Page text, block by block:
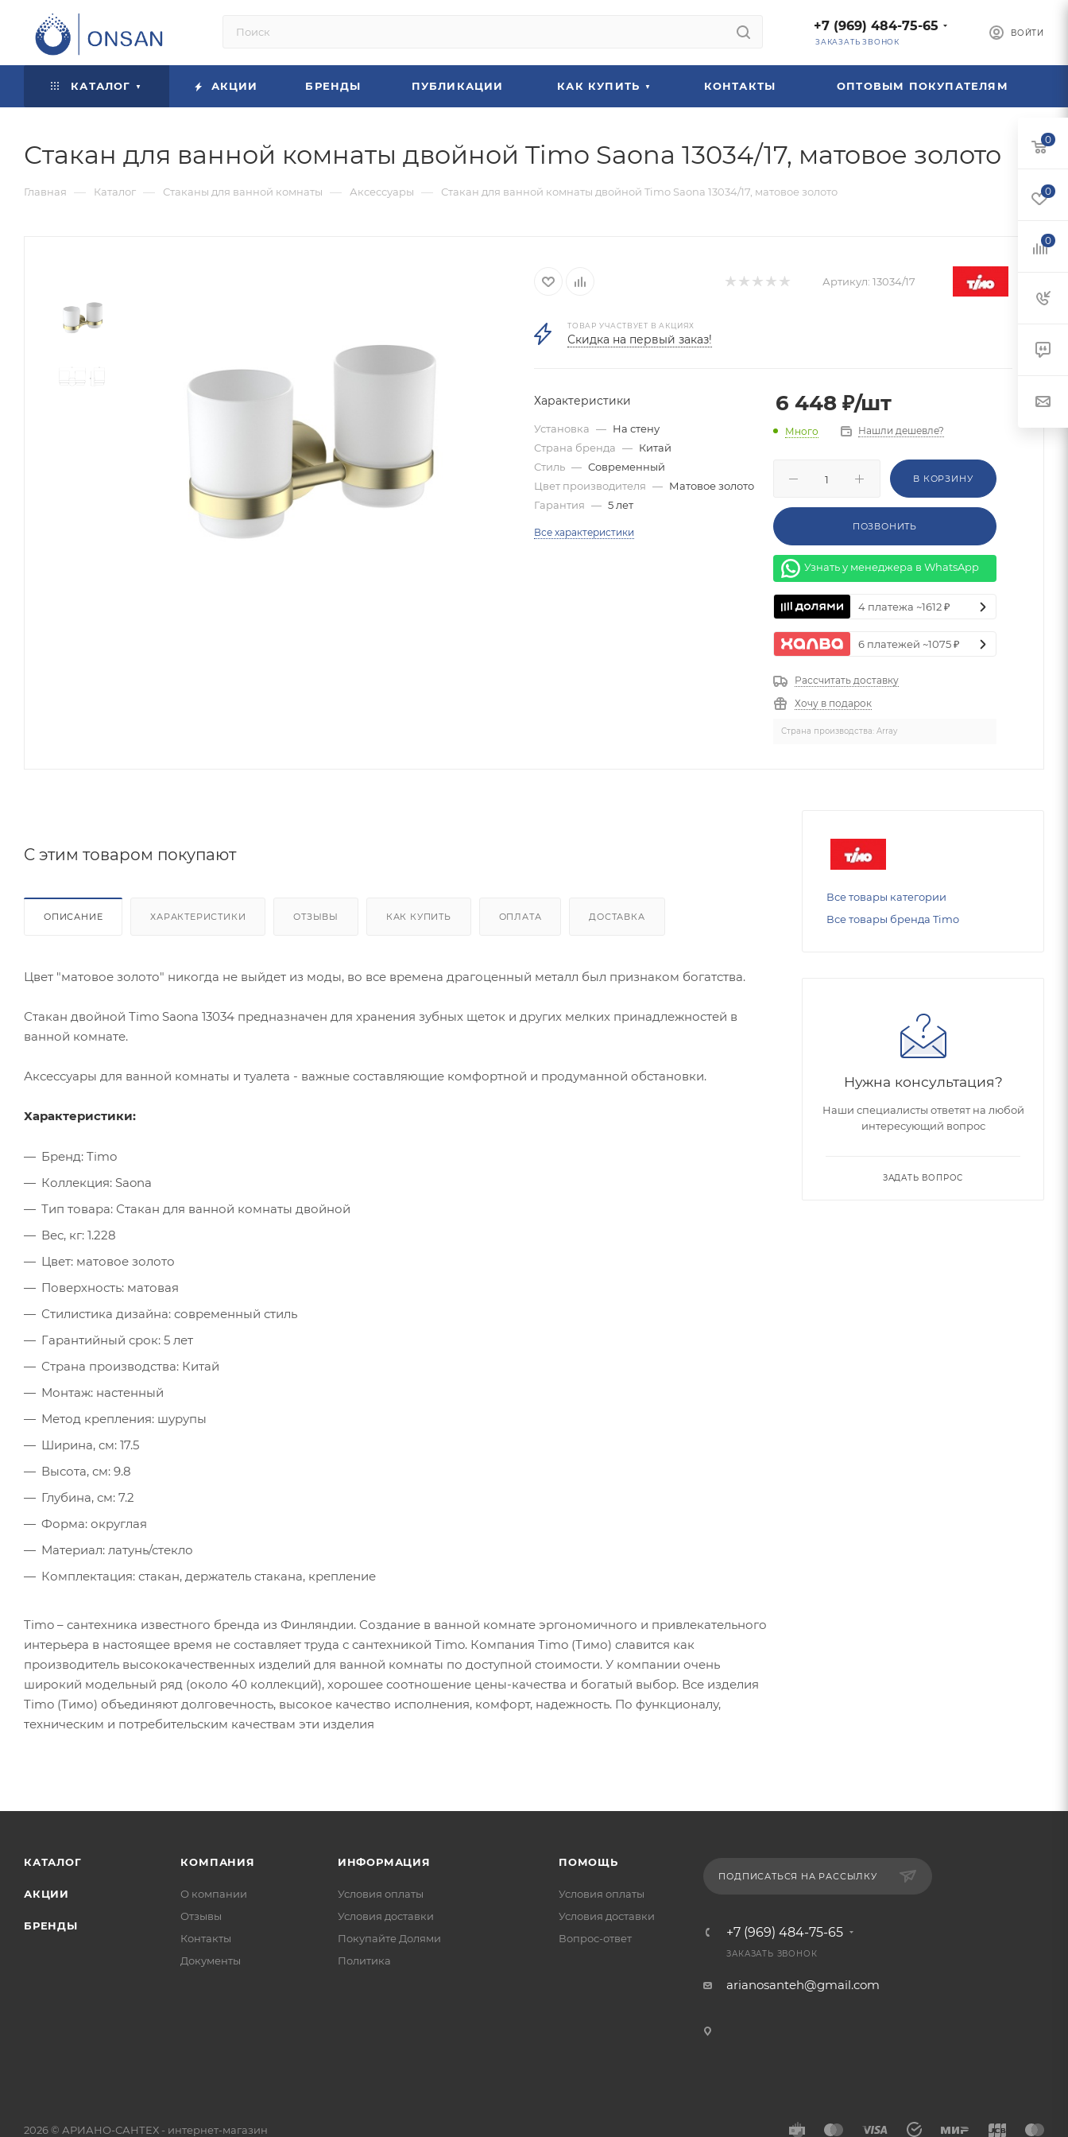
ВОЙТИ
+7 (969) 484-75-65
ЗАКАЗАТЬ ЗВОНОК
КАТАЛОГ АКЦИИ БРЕНДЫ ПУБЛИКАЦИИ КАК КУПИТЬ КОНТАКТЫ ОПТОВЫМ ПОКУПАТЕЛЯМ
Стакан для ванной комнаты двойной Timo Saona 13034/17, матовое золото
Главная — Каталог — Стаканы для ванной комнаты — Аксессуары — Стакан для ванной комнаты двойной Timo Saona 13034/17, матовое золото
Артикул: 13034/17
ТОВАР УЧАСТВУЕТ В АКЦИЯХ
Скидка на первый заказ!
Характеристики
Установка — На стену
Страна бренда — Китай
Стиль — Современный
Цвет производителя — Матовое золото
Гарантия — 5 лет
Все характеристики
6 448 ₽/шт
Много Нашли дешевле?
В КОРЗИНУ
ПОЗВОНИТЬ
Узнать у менеджера в WhatsApp
4 платежа ~1612 ₽
6 платежей ~1075 ₽
Рассчитать доставку
Хочу в подарок
Страна производства: Array
C этим товаром покупают
ОПИСАНИЕ ХАРАКТЕРИСТИКИ ОТЗЫВЫ КАК КУПИТЬ ОПЛАТА ДОСТАВКА
Цвет "матовое золото" никогда не выйдет из моды, во все времена драгоценный металл был признаком богатства.
Стакан двойной Timo Saona 13034 предназначен для хранения зубных щеток и других мелких принадлежностей в
ванной комнате.
Аксессуары для ванной комнаты и туалета - важные составляющие комфортной и продуманной обстановки.
Характеристики:
Бренд: Timo
Коллекция: Saona
Тип товара: Стакан для ванной комнаты двойной
Вес, кг: 1.228
Цвет: матовое золото
Поверхность: матовая
Стилистика дизайна: современный стиль
Гарантийный срок: 5 лет
Страна производства: Китай
Монтаж: настенный
Метод крепления: шурупы
Ширина, см: 17.5
Высота, см: 9.8
Глубина, см: 7.2
Форма: округлая
Материал: латунь/стекло
Комплектация: стакан, держатель стакана, крепление
Timo – сантехника известного бренда из Финляндии. Создание в ванной комнате эргономичного и привлекательного
интерьера в настоящее время не составляет труда с сантехникой Timo. Компания Timo (Тимо) славится как
производитель высококачественных изделий для ванной комнаты по доступной стоимости. У компании очень
широкий модельный ряд (около 40 коллекций), хорошее соотношение цены-качества и богатый выбор. Все изделия
Timo (Тимо) объединяют долговечность, высокое качество исполнения, комфорт, надежность. По функционалу,
техническим и потребительским качествам эти изделия
Все товары категории
Все товары бренда Timo
Нужна консультация?
Наши специалисты ответят на любой
интересующий вопрос
ЗАДАТЬ ВОПРОС
КАТАЛОГ
АКЦИИ
БРЕНДЫ
КОМПАНИЯ
О компании
Отзывы
Контакты
Документы
ИНФОРМАЦИЯ
Условия оплаты
Условия доставки
Покупайте Долями
Политика
ПОМОЩЬ
Условия оплаты
Условия доставки
Вопрос-ответ
ПОДПИСАТЬСЯ НА РАССЫЛКУ
+7 (969) 484-75-65
ЗАКАЗАТЬ ЗВОНОК
arianosanteh@gmail.com
2026 © АРИАНО-САНТЕХ - интернет-магазин
0
0
0